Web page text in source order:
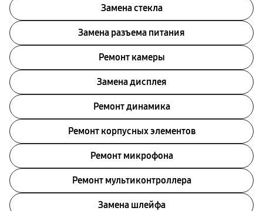
Замена стекла
Замена разъема питания
Ремонт камеры
Замена дисплея
Ремонт динамика
Ремонт корпусных элементов
Ремонт микрофона
Ремонт мультиконтроллера
Замена шлейфа